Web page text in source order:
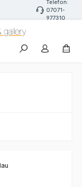
Telefon:
07071-
977310